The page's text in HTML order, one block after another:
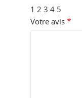
1 2 3 4 5
Votre avis *